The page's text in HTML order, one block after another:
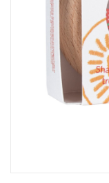
eten & drinken